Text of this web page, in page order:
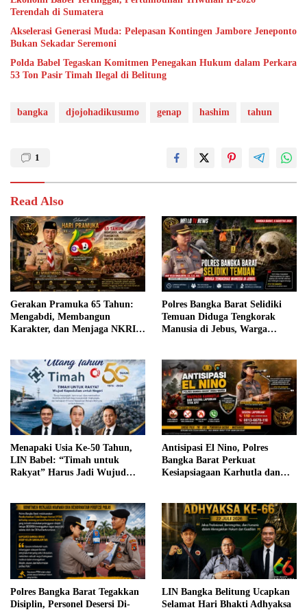
Terendah di Sumatera
Akselerasi Generasi Muda: Pelepasan Kontingen Jambore Jeneponto
Bukan Sekadar Seremoni
Polda Babel Tegaskan Komitmen Penegakan Hukum dalam Perkara
53 Ton Pasir Timah Ilegal di Belitung
bangka djojohadikusumo genap hashim tahun
1
Read Also
Gerakan Pramuka 65 Tahun:
Mengabdi, Membangun
Karakter, dan Menjaga NKRI
Polres Bangka Barat Selidiki
Temuan Diduga Tengkorak
Manusia di Jebus, Warga
Menapaki Usia Ke-50 Tahun,
LIN Babel: “Timah untuk
Rakyat” Harus Jadi Wujud
Antisipasi El Nino, Polres
Bangka Barat Perkuat
Kesiapsiagaan Karhutla dan
Polres Bangka Barat Tegakkan
Disiplin, Personel Desersi Di-
LIN Bangka Belitung Ucapkan
Selamat Hari Bhakti Adhyaksa